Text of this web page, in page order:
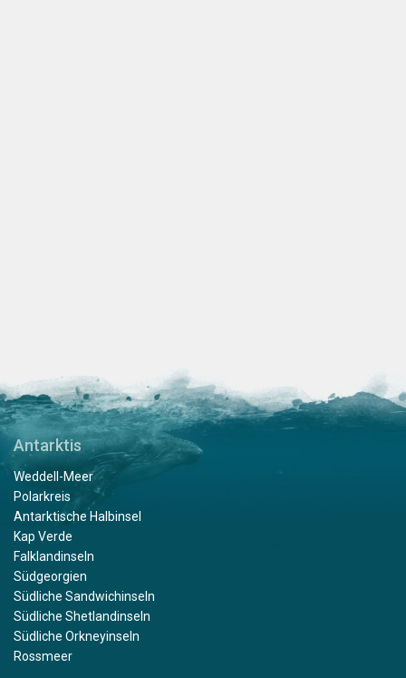
Antarktis
Weddell-Meer
Polarkreis
Antarktische Halbinsel
Kap Verde
Falklandinseln
Südgeorgien
Südliche Sandwichinseln
Südliche Shetlandinseln
Südliche Orkneyinseln
Rossmeer